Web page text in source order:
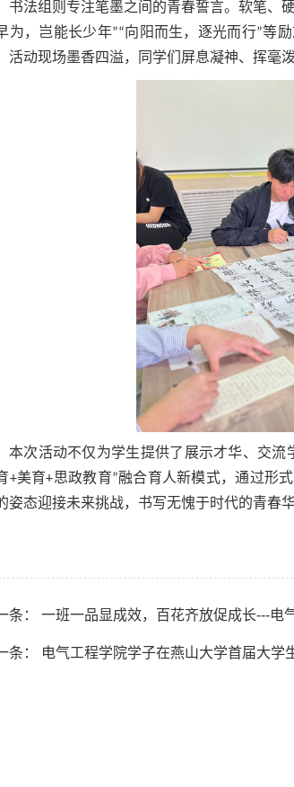
书法组则专注笔墨之间的青春誓言。软笔、
为，岂能长少年”“向阳而生，逐光而行”等
活动现场墨香四溢，同学们屏息凝神、挥毫
本次活动不仅为学生提供了展示才华、交
+美育+思政教育”融合育人新模式，通过形
姿态迎接未来挑战，书写无愧于时代的青春华
条： 一班一品显成效，百花齐放促成长---
条： 电气工程学院学子在燕山大学首届大学